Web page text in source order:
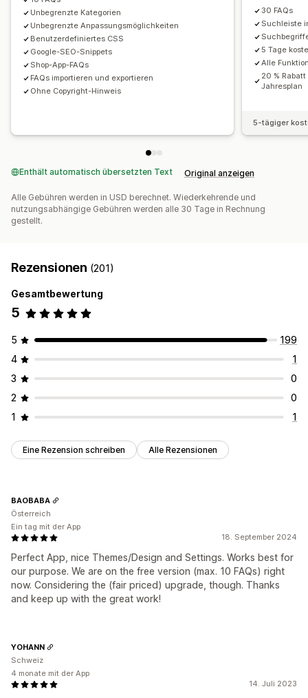
Unbegrenzte Kategorien
Unbegrenzte Anpassungsmöglichkeiten
Benutzerdefiniertes CSS
Google-SEO-Snippets
Shop-App-FAQs
FAQs importieren und exportieren
Ohne Copyright-Hinweis
30 FAQs
Suchleiste
5 Tage
Alle
20 %
Jahresplan
5-tägiger
Enthält automatisch übersetzten Text Original anzeigen
Alle Gebühren werden in USD berechnet. Wiederkehrende und
nutzungsabhängige Gebühren werden alle 30 Tage in Rechnung
gestellt.
Rezensionen (201)
Gesamtbewertung
5
5
199
4
1
3
0
2
0
1
1
Eine Rezension schreiben Alle Rezensionen
18. September 2024
Perfect App, nice Themes/Design and Settings. Works best for
our purpose. We are on the free version (max. 10 FAQs) right
now. Considering the (fair priced) upgrade, though. Thanks
and keep up with the great work!
BAOBABA
Österreich
Ein tag mit der App
14. Juli 2023
YOHANN
Schweiz
4 monate mit der App